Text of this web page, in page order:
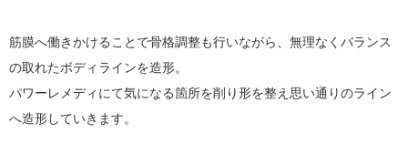
筋膜へ働きかけることで骨格調整も行いながら、無理なくバランス
の取れたボディラインを造形。
パワーレメディにて気になる箇所を削り形を整え思い通りのライン
へ造形していきます。